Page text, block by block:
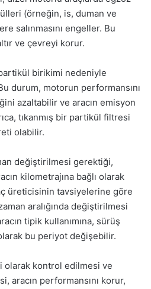
(örneğin, is, duman ve
salınmasını engeller. Bu
ve çevreyi korur.
birikimi nedeniyle
durum, motorun performansını
azaltabilir ve aracın emisyon
tıkanmış bir partikül filtresi
olabilir.
değiştirilmesi gerektiği,
kilometrajına bağlı olarak
üreticisinin tavsiyelerine göre
aralığında değiştirilmesi
tipik kullanımına, sürüş
olarak bu periyot değişebilir.
kontrol edilmesi ve
aracın performansını korur,